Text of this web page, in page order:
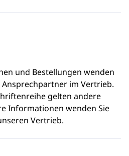
und Bestellungen wenden
im Vertrieb.
gelten andere
Informationen wenden Sie
Vertrieb.